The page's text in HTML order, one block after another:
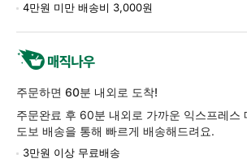
4만원 미만 배송비 3,000원
주문하면 60분 내외로 도착!
주문완료 후 60분 내외로 가까운 익스프레스
도보 배송을 통해 빠르게 배송해드려요.
3만원 이상 무료배송